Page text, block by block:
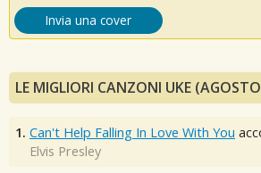
Invia una cover
LE MIGLIORI CANZONI UKE
1. Can't Help Falling In Love With You
Elvis Presley